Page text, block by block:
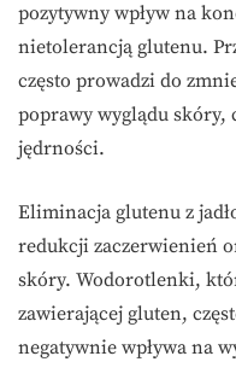
pozytywny wpływ na
nietolerancją glutenu.
często prowadzi do
poprawy wyglądu skóry,
jędrności.
Eliminacja glutenu z
redukcji zaczerwienień
skóry. Wodorotlenki,
zawierającej gluten,
negatywnie wpływa na